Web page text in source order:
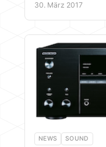
30. März 2017
NEWS SOUND